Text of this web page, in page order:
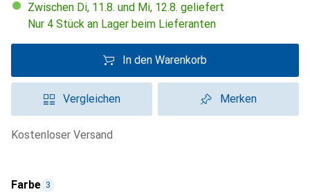
Zwischen Di, 11.8. und Mi, 12.8. geliefert
Nur 4 Stück an Lager beim Lieferanten
In den Warenkorb
Vergleichen Merken
kostenloser Versand
Farbe 3